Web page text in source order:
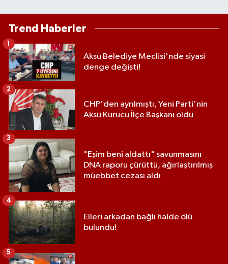
Trend Haberler
Aksu Belediye Meclisi'nde siyasi
denge değişti!
1
CHP'den ayrılmıştı, Yeni Parti'nin
Aksu Kurucu İlçe Başkanı oldu
2
"Eşim beni aldattı" savunmasını
DNA raporu çürüttü, ağırlaştırılmış
müebbet cezası aldı
3
Elleri arkadan bağlı halde ölü
bulundu!
4
5